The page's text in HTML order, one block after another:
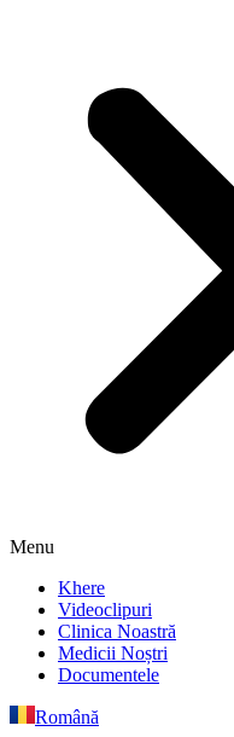
Menu
Khere
Videoclipuri
Clinica Noastră
Medicii Noștri
Documentele
Română